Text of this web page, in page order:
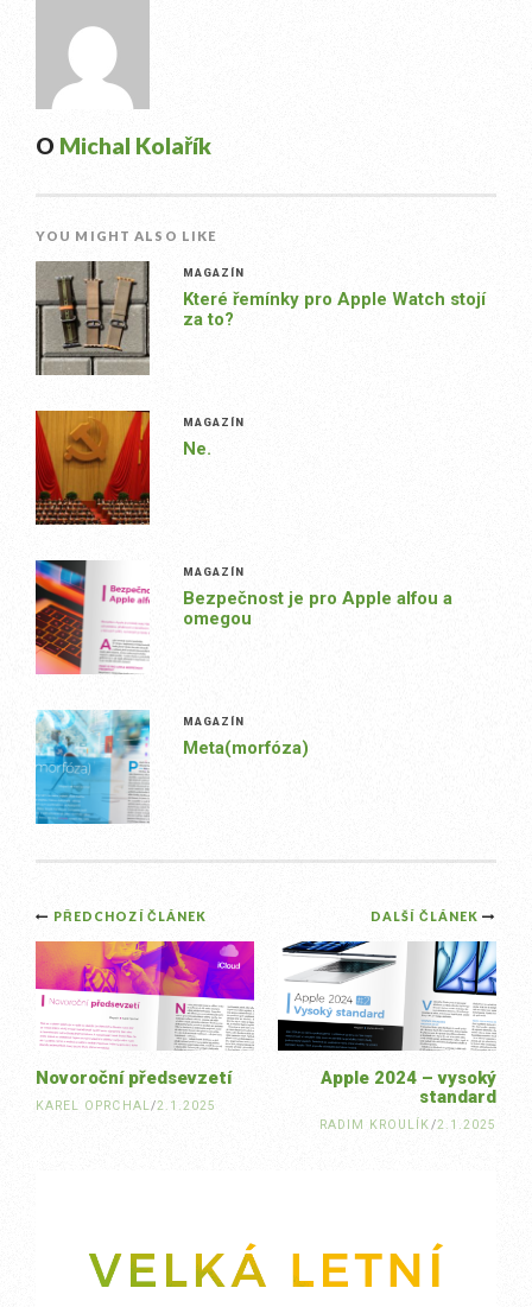
O Michal Kolařík
YOU MIGHT ALSO LIKE
MAGAZÍN
Které řemínky pro Apple Watch stojí
za to?
MAGAZÍN
Ne.
MAGAZÍN
Bezpečnost je pro Apple alfou a
omegou
MAGAZÍN
Meta(morfóza)
Post
navigation
DALŠÍ ČLÁNEK
Apple 2024 – vysoký
standard
RADIM KROULÍK/2.1.2025
PŘEDCHOZÍ ČLÁNEK
Novoroční předsevzetí
KAREL OPRCHAL/2.1.2025